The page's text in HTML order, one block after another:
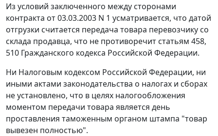
Из условий заключенного между сторонами
контракта от 03.03.2003 N 1 усматривается, что датой
отгрузки считается передача товара перевозчику со
склада продавца, что не противоречит статьям 458,
510 Гражданского кодекса Российской Федерации.
Ни Налоговым кодексом Российской Федерации, ни
иными актами законодательства о налогах и сборах
не установлено, что в целях налогообложения
моментом передачи товара является день
проставления таможенным органом штампа "товар
вывезен полностью".